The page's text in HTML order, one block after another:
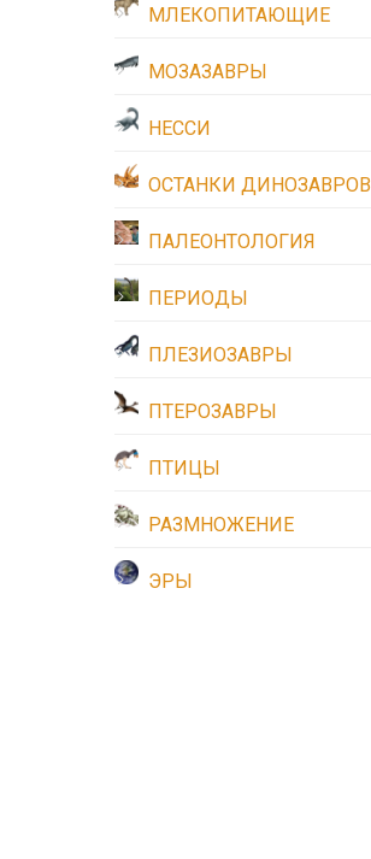
МЛЕКОПИТАЮЩИЕ
МОЗАЗАВРЫ
НЕССИ
ОСТАНКИ ДИНОЗАВРОВ
ПАЛЕОНТОЛОГИЯ
ПЕРИОДЫ
ПЛЕЗИОЗАВРЫ
ПТЕРОЗАВРЫ
ПТИЦЫ
РАЗМНОЖЕНИЕ
ЭРЫ